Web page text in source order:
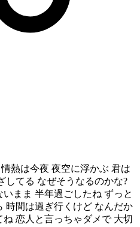
熱は今夜 夜空に浮かぶ 君は
してる なぜそうなるのかな?
まま 半年過ごしたね ずっと
時間は過ぎ行くけど なんだか
恋人と言っちゃダメで 大切